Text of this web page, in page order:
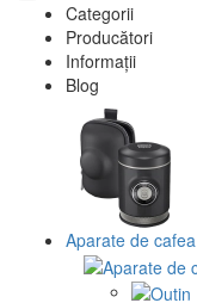
Categorii
Producători
Informații
Blog
Aparate de cafea